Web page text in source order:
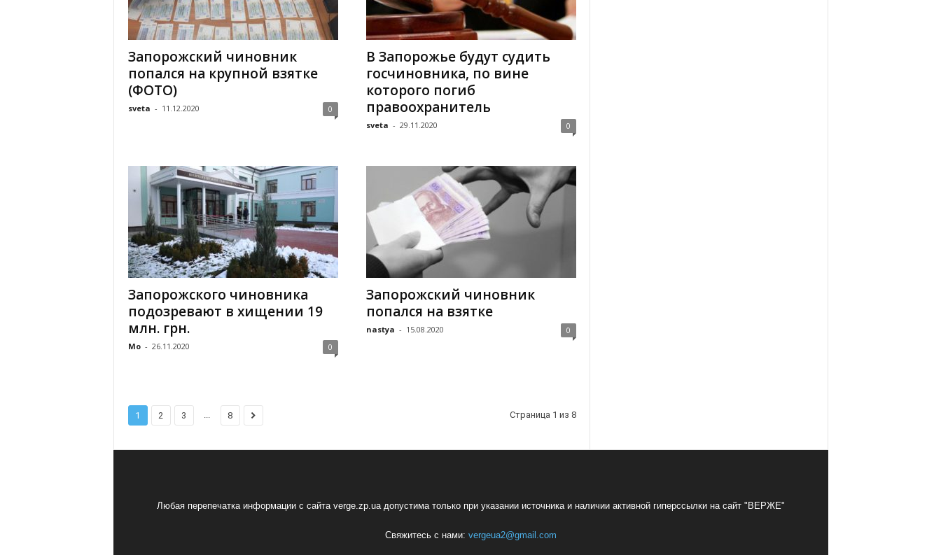
Запорожский чиновник
попался на крупной взятке
(ФОТО)
sveta - 11.12.2020 0
В Запорожье будут судить
госчиновника, по вине
которого погиб
правоохранитель
sveta - 29.11.2020 0
Запорожского чиновника
подозревают в хищении 19
млн. грн.
Mo - 26.11.2020 0
Запорожский чиновник
попался на взятке
nastya - 15.08.2020 0
1 2 3 ... 8 Страница 1 из 8
Любая перепечатка информации с сайта verge.zp.ua допустима только при указании источника и наличии активной гиперссылки на сайт "ВЕРЖЕ"
Свяжитесь с нами: vergeua2@gmail.com